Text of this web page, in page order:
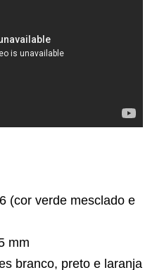
(cor verde mesclado e
mm
branco, preto e laranja